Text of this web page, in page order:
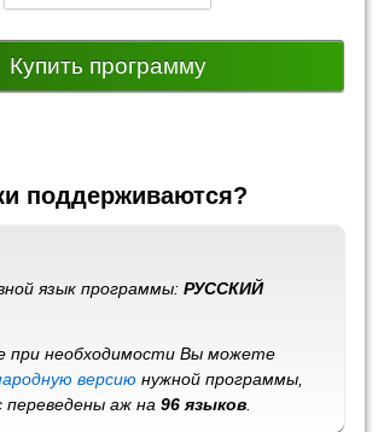
Купить программу
поддерживаются?
язык программы:РУССКИЙ
при необходимости Вы можете
версию нужной программы,
переведены аж на96 языков